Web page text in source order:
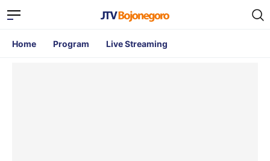
Home Program Live Streaming